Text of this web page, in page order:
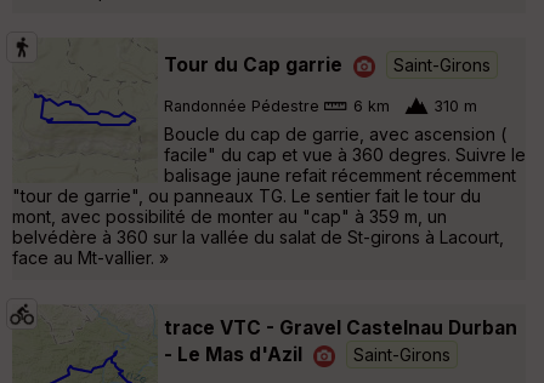
Tour du Cap garrie Saint-Girons
Randonnée Pédestre 6 km 310 m
Boucle du cap de garrie, avec ascension (
facile" du cap et vue à 360 degres. Suivre le
balisage jaune refait récemment récemment
"tour de garrie", ou panneaux TG. Le sentier fait le tour du
mont, avec possibilité de monter au "cap" à 359 m, un
belvédère à 360 sur la vallée du salat de St-girons à Lacourt,
face au Mt-vallier. »
trace VTC - Gravel Castelnau Durban
- Le Mas d'Azil
Saint-Girons